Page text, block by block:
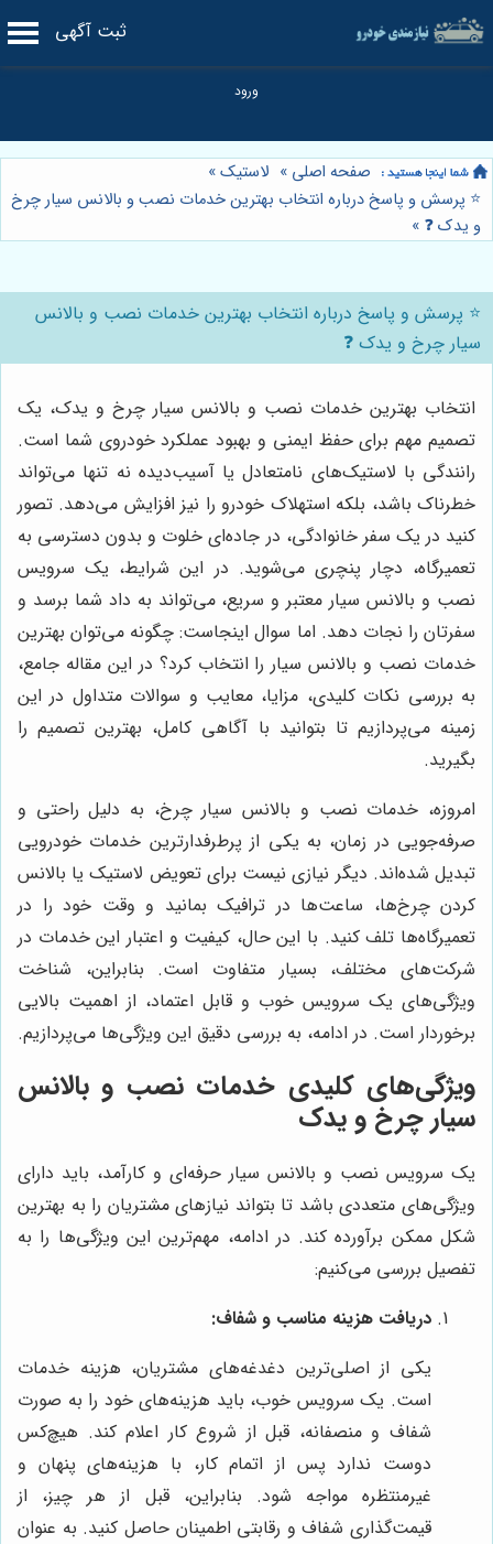
ثبت آگهی
صفحه اصلی » لاستیک»
⭐️ پرسش و پاسخ درباره انتخاب بهترین خدمات نصب و بالانس سیار چرخ
و یدک ❓ »
⭐️ پرسش و پاسخ درباره انتخاب بهترین خدمات نصب و بالانس
سیار چرخ و یدک ❓
انتخاب بهترین خدمات نصب و بالانس سیار چرخ و یدک، یک
تصمیم مهم برای حفظ ایمنی و بهبود عملکرد خودروی شما است.
رانندگی با لاستیک‌های نامتعادل یا آسیب‌دیده نه تنها می‌تواند
خطرناک باشد، بلکه استهلاک خودرو را نیز افزایش می‌دهد. تصور
کنید در یک سفر خانوادگی، در جاده‌ای خلوت و بدون دسترسی به
تعمیرگاه، دچار پنچری می‌شوید. در این شرایط، یک سرویس
نصب و بالانس سیار معتبر و سریع، می‌تواند به داد شما برسد و
سفرتان را نجات دهد. اما سوال اینجاست: چگونه می‌توان بهترین
خدمات نصب و بالانس سیار را انتخاب کرد؟ در این مقاله جامع،
به بررسی نکات کلیدی، مزایا، معایب و سوالات متداول در این
زمینه می‌پردازیم تا بتوانید با آگاهی کامل، بهترین تصمیم را
بگیرید.
امروزه، خدمات نصب و بالانس سیار چرخ، به دلیل راحتی و
صرفه‌جویی در زمان، به یکی از پرطرفدارترین خدمات خودرویی
تبدیل شده‌اند. دیگر نیازی نیست برای تعویض لاستیک یا بالانس
کردن چرخ‌ها، ساعت‌ها در ترافیک بمانید و وقت خود را در
تعمیرگاه‌ها تلف کنید. با این حال، کیفیت و اعتبار این خدمات در
شرکت‌های مختلف، بسیار متفاوت است. بنابراین، شناخت
ویژگی‌های یک سرویس خوب و قابل اعتماد، از اهمیت بالایی
برخوردار است. در ادامه، به بررسی دقیق این ویژگی‌ها می‌پردازیم.
ویژگی‌های کلیدی خدمات نصب و بالانس
سیار چرخ و یدک
یک سرویس نصب و بالانس سیار حرفه‌ای و کارآمد، باید دارای
ویژگی‌های متعددی باشد تا بتواند نیازهای مشتریان را به بهترین
شکل ممکن برآورده کند. در ادامه، مهم‌ترین این ویژگی‌ها را به
تفصیل بررسی می‌کنیم:
دریافت هزینه مناسب و شفاف:
یکی از اصلی‌ترین دغدغه‌های مشتریان، هزینه خدمات
است. یک سرویس خوب، باید هزینه‌های خود را به صورت
شفاف و منصفانه، قبل از شروع کار اعلام کند. هیچ‌کس
دوست ندارد پس از اتمام کار، با هزینه‌های پنهان و
غیرمنتظره مواجه شود. بنابراین، قبل از هر چیز، از
قیمت‌گذاری شفاف و رقابتی اطمینان حاصل کنید. به عنوان